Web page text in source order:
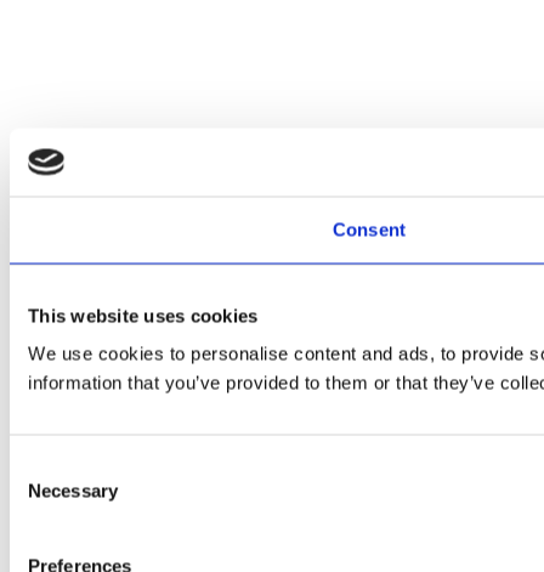
Consent
This website uses cookies
We use cookies to personalise content and ads, to provide
information that you’ve provided to them or that they’ve
Selection
Necessary
Preferences